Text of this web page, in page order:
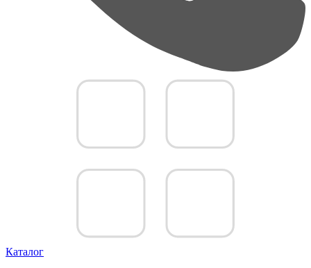
Каталог